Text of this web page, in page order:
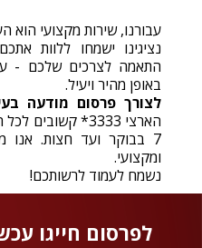
עבורנו, שירות מקצועי הוא
נציגינו ישמחו ללוות
התאמה לצרכים שלכם -
באופן מהיר ויעיל.
לצורך פרסום מודעה
הארצי 3333*
7 בבוקר ועד חצות. אנו
ומקצועי.
נשמח לעמוד לרשותכם!
לפרסום חייגו עכשיו: 077-